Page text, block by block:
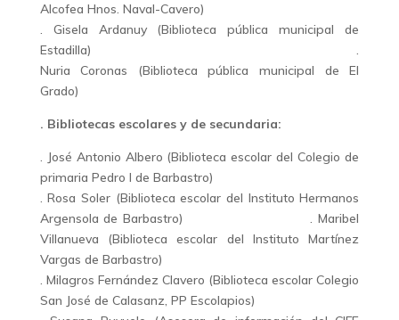
Alcofea Hnos. Naval-Cavero)
. Gisela Ardanuy (Biblioteca pública municipal de
Estadilla) .
Nuria Coronas (Biblioteca pública municipal de El
Grado)
. Bibliotecas escolares y de secundaria:
. José Antonio Albero (Biblioteca escolar del Colegio de
primaria Pedro I de Barbastro)
. Rosa Soler (Biblioteca escolar del Instituto Hermanos
Argensola de Barbastro) . Maribel
Villanueva (Biblioteca escolar del Instituto Martínez
Vargas de Barbastro)
. Milagros Fernández Clavero (Biblioteca escolar Colegio
San José de Calasanz, PP Escolapios)